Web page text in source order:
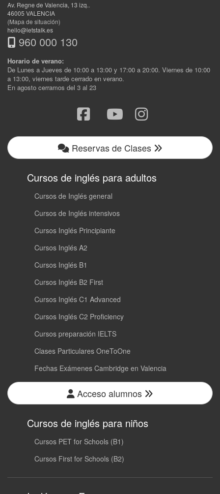
Av. Regne de Valencia, 13 izq..
46005 VALENCIA
(Mapa de situación)
hello@letstalk.es
960 000 130
Horario de verano:
De Lunes a Jueves de 10:00 a 13:00 y 17:00 a 20:00. Viernes de 10:00
a 13:00, viernes tarde cerrado en verano.
En agosto cerramos del 3 al 23
Reservas de Clases
Cursos de inglés para adultos
Cursos de Inglés general
Cursos de Inglés intensivos
Cursos Inglés Principiante
Cursos Inglés A2
Cursos Inglés B1
Cursos Inglés B2 First
Cursos Inglés C1 Advanced
Cursos Inglés C2 Proficiency
Cursos preparación IELTS
Clases Particulares OneToOne
Fechas Exámenes Cambridge en Valencia
Acceso alumnos
Cursos de inglés para niños
Cursos PET for Schools (B1)
Cursos First for Schools (B2)